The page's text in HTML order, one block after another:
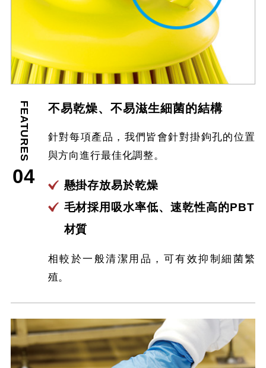
FEATURES
04
不易乾燥、不易滋生細菌的結構
針對每項產品，我們皆會針對掛鉤孔的位置
與方向進行最佳化調整。
懸掛存放易於乾燥
毛材採用吸水率低、速乾性高的PBT
材質
相較於一般清潔用品，可有效抑制細菌繁
殖。